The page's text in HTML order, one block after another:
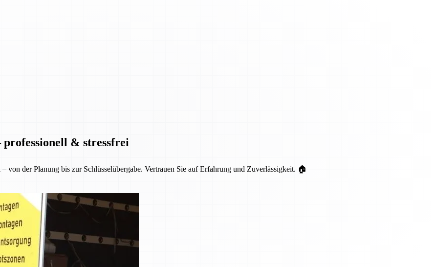
professionell & stressfrei
von der Planung bis zur Schlüsselübergabe. Vertrauen Sie auf Erfahrung und Zuverlässigkeit. 🏠